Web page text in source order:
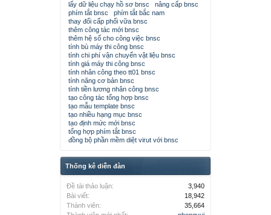
lấy dữ liệu chạy hồ sơ bnsc
nâng cấp bnsc
phím tắt bnsc
phím tắt bắc nam
thay đổi cấp phối vữa bnsc
thêm công tác mới bnsc
thêm hệ số cho công việc bnsc
tính bù máy thi công bnsc
tính chi phí vận chuyển vật liệu bnsc
tính giá máy thi công bnsc
tính nhân công theo tt01 bnsc
tính năng cơ bản bnsc
tính tiền lương nhân công bnsc
tạo công tác tổng hợp bnsc
tạo mẫu template bnsc
tạo nhiều hạng mục bnsc
tạo định mức mới bnsc
tổng hợp phím tắt bnsc
đồng bộ phần mềm diệt virut với bnsc
Thống kê diễn đàn
Đề tài thảo luận:
3,940
Bài viết:
18,942
Thành viên:
35,664